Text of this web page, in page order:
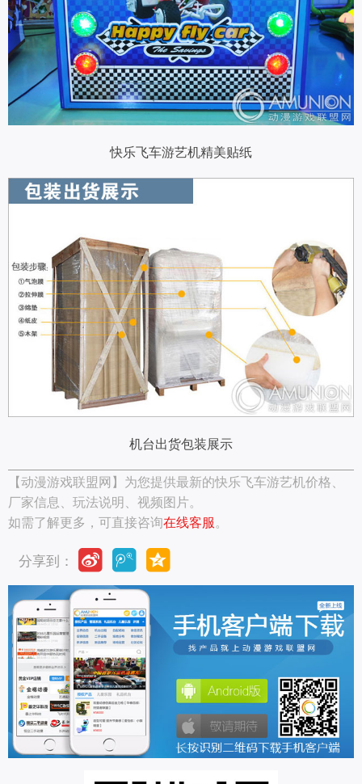
快乐飞车游艺机精美贴纸
机台出货包装展示
【动漫游戏联盟网】为您提供最新的快乐飞车游艺机价格、
厂家信息、玩法说明、视频图片。
如需了解更多，可直接咨询在线客服。
分享到：